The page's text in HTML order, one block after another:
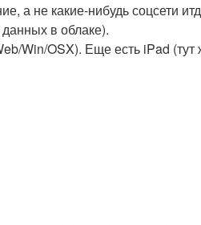
а не какие-нибудь соцсети
в облаке).
Win/OSX). Еще есть iPad (тут